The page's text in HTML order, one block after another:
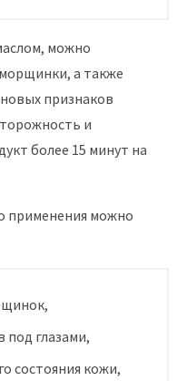
можно
а также
признаков
и
более 15 минут на
применения можно
под глазами,
состояния кожи,